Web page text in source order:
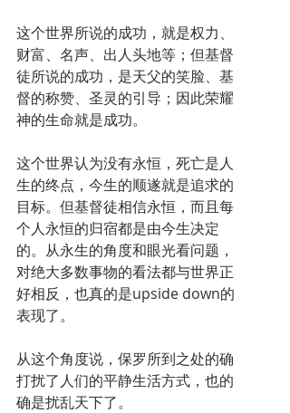
这个世界所说的成功，就是权力、
财富、名声、出人头地等；但基督
徒所说的成功，是天父的笑脸、基
督的称赞、圣灵的引导；因此荣耀
神的生命就是成功。
这个世界认为没有永恒，死亡是人
生的终点，今生的顺遂就是追求的
目标。但基督徒相信永恒，而且每
个人永恒的归宿都是由今生决定
的。从永生的角度和眼光看问题，
对绝大多数事物的看法都与世界正
好相反，也真的是upside down的
表现了。
从这个角度说，保罗所到之处的确
打扰了人们的平静生活方式，也的
确是扰乱天下了。